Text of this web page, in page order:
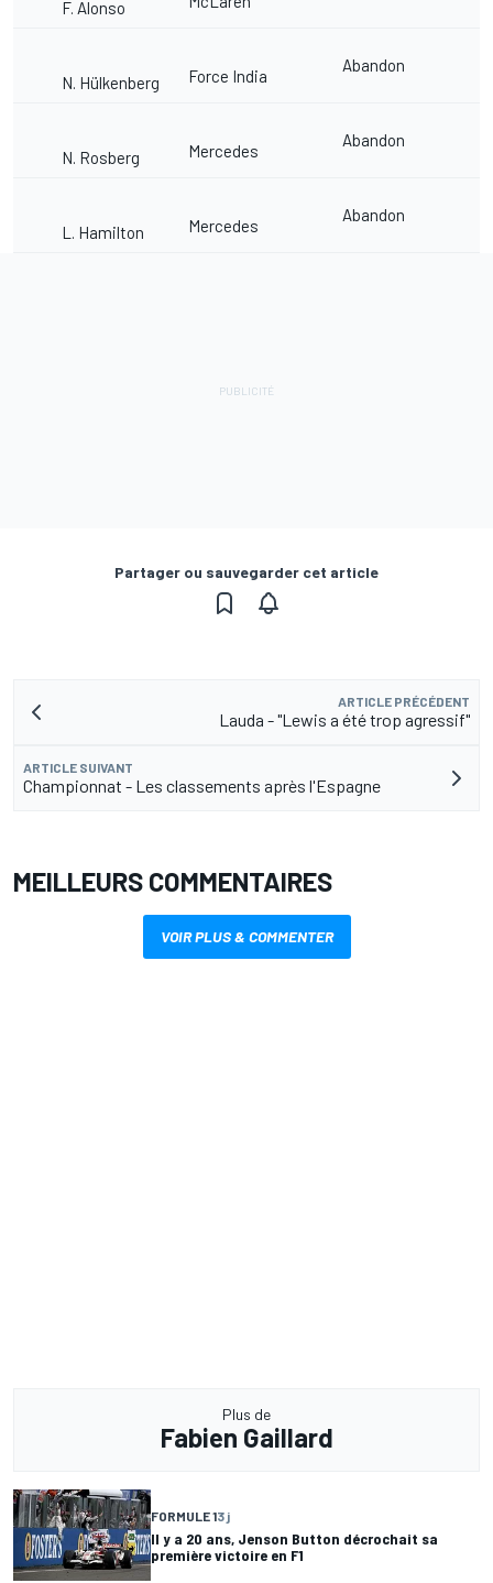
F. Alonso
N. Hülkenberg Force India
Abandon
N. Rosberg Mercedes
Abandon
L. Hamilton Mercedes
Abandon
Partager ou sauvegarder cet article
ARTICLE PRÉCÉDENT
Lauda - "Lewis a été trop agressif"
ARTICLE SUIVANT
Championnat - Les classements après l'Espagne
MEILLEURS COMMENTAIRES
VOIR PLUS & COMMENTER
Plus de
Fabien Gaillard
FORMULE 13 j
Il y a 20 ans, Jenson Button décrochait sa
première victoire en F1